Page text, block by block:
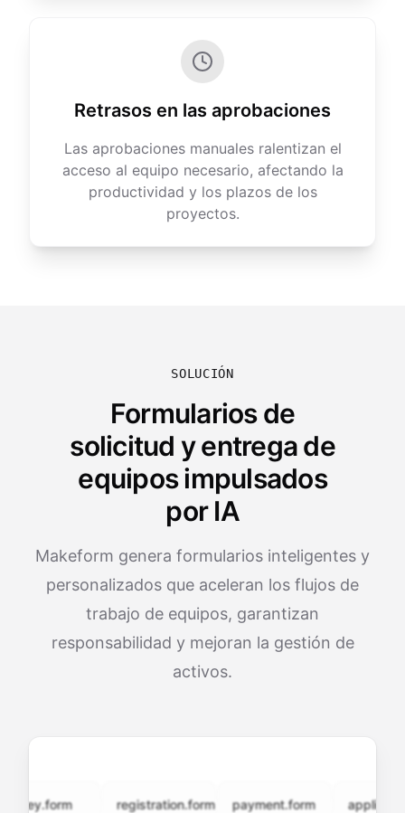
Retrasos en las aprobaciones
Las aprobaciones manuales ralentizan el
acceso al equipo necesario, afectando la
productividad y los plazos de los
proyectos.
SOLUCIÓN
Formularios de
solicitud y entrega de
equipos impulsados
por IA
Makeform genera formularios inteligentes y
personalizados que aceleran los flujos de
trabajo de equipos, garantizan
responsabilidad y mejoran la gestión de
activos.
registration.form payment.form